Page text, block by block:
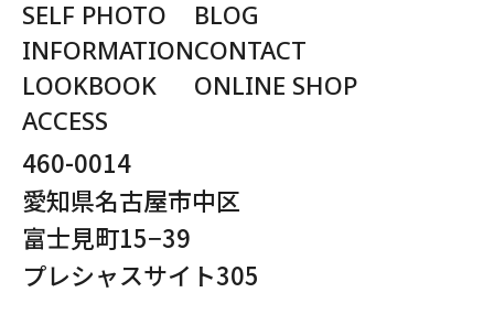
SELF PHOTO
INFORMATION
LOOKBOOK
BLOG
CONTACT
ONLINE SHOP
ACCESS
460-0014
愛知県名古屋市中区
富士見町15−39
プレシャスサイト305